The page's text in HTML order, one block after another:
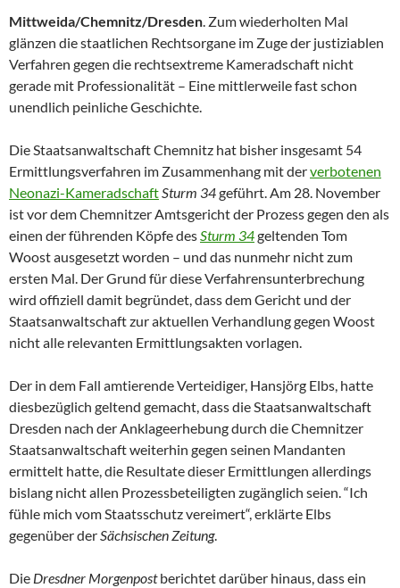
Mittweida/Chemnitz/Dresden. Zum wiederholten Mal
glänzen die staatlichen Rechtsorgane im Zuge der justiziablen
Verfahren gegen die rechtsextreme Kameradschaft nicht
gerade mit Professionalität – Eine mittlerweile fast schon
unendlich peinliche Geschichte.
Die Staatsanwaltschaft Chemnitz hat bisher insgesamt 54
Ermittlungsverfahren im Zusammenhang mit derverbotenen
Neonazi-KameradschaftSturm 34geführt. Am 28. November
ist vor dem Chemnitzer Amtsgericht der Prozess gegen den als
einen der führenden Köpfe desSturm 34geltenden Tom
Woost ausgesetzt worden – und das nunmehr nicht zum
ersten Mal. Der Grund für diese Verfahrensunterbrechung
wird offiziell damit begründet, dass dem Gericht und der
Staatsanwaltschaft zur aktuellen Verhandlung gegen Woost
nicht alle relevanten Ermittlungsakten vorlagen.
Der in dem Fall amtierende Verteidiger, Hansjörg Elbs, hatte
diesbezüglich geltend gemacht, dass die Staatsanwaltschaft
Dresden nach der Anklageerhebung durch die Chemnitzer
Staatsanwaltschaft weiterhin gegen seinen Mandanten
ermittelt hatte, die Resultate dieser Ermittlungen allerdings
bislang nicht allen Prozessbeteiligten zugänglich seien. “Ich
fühle mich vom Staatsschutz vereimert“, erklärte Elbs
gegenüber derSächsischen Zeitung.
Die Dresdner Morgenpostberichtet darüber hinaus, dass ein